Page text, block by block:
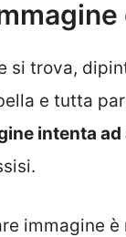
si trova,
e tutta
intenta
immagine